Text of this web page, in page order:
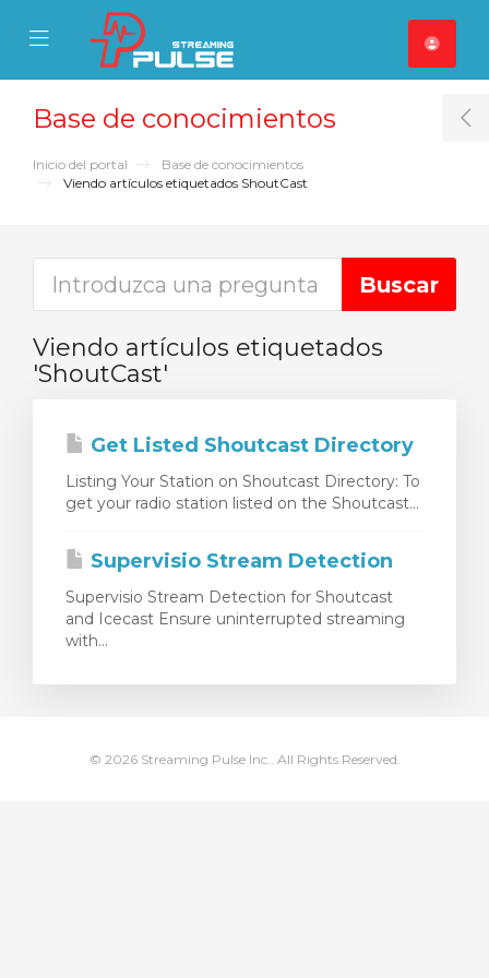
Mobile Menu
Mobile Menu
Base de conocimientos
Inicio del portal
Base de conocimientos
Viendo artículos etiquetados ShoutCast
Viendo artículos etiquetados
'ShoutCast'
Get Listed Shoutcast Directory
Listing Your Station on Shoutcast Directory: To
get your radio station listed on the Shoutcast...
Supervisio Stream Detection
Supervisio Stream Detection for Shoutcast
and Icecast Ensure uninterrupted streaming
with...
© 2026 Streaming Pulse Inc.. All Rights Reserved.